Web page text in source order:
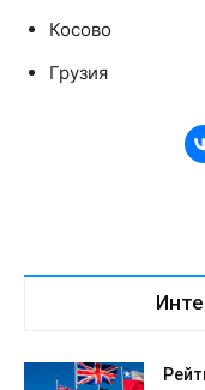
Косово
Грузия